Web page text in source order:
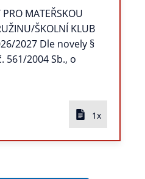
MATEŘSKOU
ŠKOLNÍ KLUB
2027 Dle novely §
561/2004 Sb., o
1x